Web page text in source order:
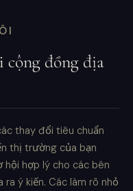
cộng đồng địa
thay đổi tiêu chuẩn
thị trường của bạn
hội hợp lý cho các bên
ý kiến. Các làm rõ nhỏ